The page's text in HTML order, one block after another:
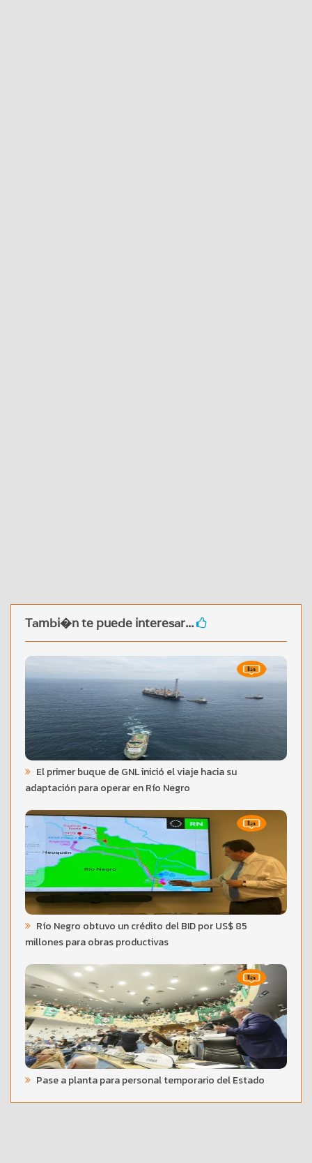
Tambi�n te puede interesar...
El primer buque de GNL inició el viaje hacia su
adaptación para operar en Río Negro
Río Negro obtuvo un crédito del BID por US$ 85
millones para obras productivas
Pase a planta para personal temporario del Estado